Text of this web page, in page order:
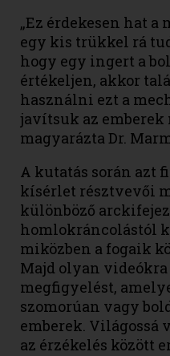
„Ez érdekesen hat a
egy kis trükkel rá
hogy egy ingert a
értékeljen, akkor
használni ezt a
javítsuk az emberek
magyarázta Dr.
A kutatás során azt
kísérlet résztvevői
különböző
homlokráncolástól
miközben a fogaik
Majd olyan
megfigyelést,
szomorúan vagy
emberek. Világossá
az érzékelés között